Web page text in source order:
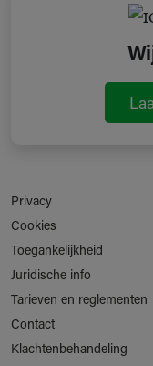
Privacy
Cookies
Toegankelijkheid
Juridische info
Tarieven en reglementen
Contact
Klachtenbehandeling